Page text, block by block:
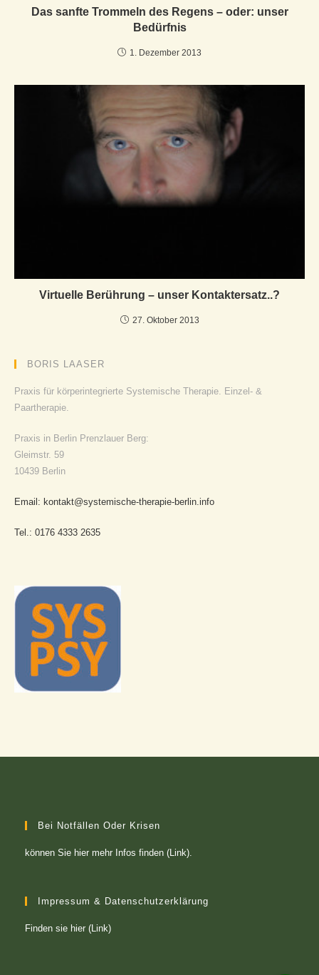
Das sanfte Trommeln des Regens – oder: unser
Bedürfnis
1. Dezember 2013
Virtuelle Berührung – unser Kontaktersatz..?
27. Oktober 2013
BORIS LAASER
Praxis für körperintegrierte Systemische Therapie. Einzel- &
Paartherapie.
Praxis in Berlin Prenzlauer Berg:
Gleimstr. 59
10439 Berlin
Email: kontakt@systemische-therapie-berlin.info
Tel.: 0176 4333 2635
Bei Notfällen Oder Krisen
können Sie hier mehr Infos finden (Link).
Impressum & Datenschutzerklärung
Finden sie hier (Link)